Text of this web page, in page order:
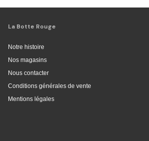
La Botte Rouge
Notre histoire
Nos magasins
Nous contacter
Conditions générales de vente
Mentions légales